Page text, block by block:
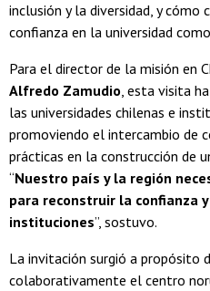
inclusión y la diversidad, y
confianza en la universidad
Para el director de la misión en
Alfredo Zamudio, esta visita
las universidades chilenas e
promoviendo el intercambio de
prácticas en la construcción de
“Nuestro país y la región
para reconstruir la confianza
instituciones”, sostuvo.
La invitación surgió a propósito
colaborativamente el centro